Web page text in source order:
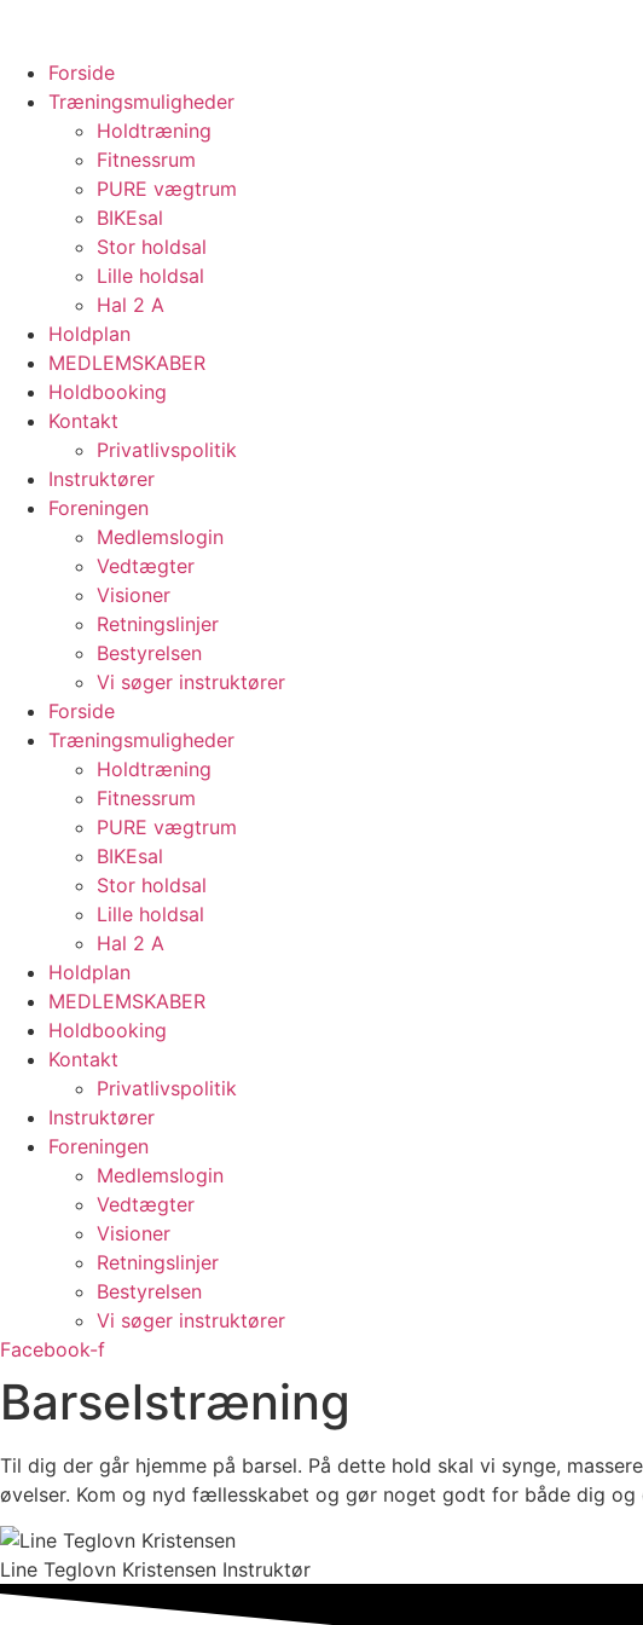
contentForside
Træningsmuligheder
Holdtræning
Fitnessrum
PURE vægtrum
BIKEsal
Stor holdsal
Lille holdsal
Hal 2 A
Holdplan
MEDLEMSKABER
Holdbooking
Kontakt
Privatlivspolitik
Instruktører
Foreningen
Medlemslogin
Vedtægter
Visioner
Retningslinjer
Bestyrelsen
Vi søger instruktører
Forside
Træningsmuligheder
Holdtræning
Fitnessrum
PURE vægtrum
BIKEsal
Stor holdsal
Lille holdsal
Hal 2 A
Holdplan
MEDLEMSKABER
Holdbooking
Kontakt
Privatlivspolitik
Instruktører
Foreningen
Medlemslogin
Vedtægter
Visioner
Retningslinjer
Bestyrelsen
Vi søger instruktører
Facebook-f
Barselstræning
Til dig der går hjemme på barsel. På dette hold skal vi synge,
øvelser. Kom og nyd fællesskabet og gør noget godt for både dig
Line Teglovn Kristensen Instruktør​